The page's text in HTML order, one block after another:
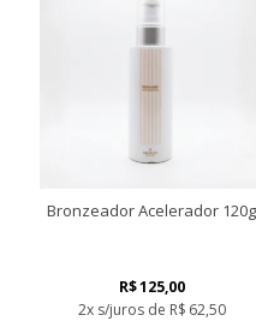
Bronzeador Acelerador 120g
R$125,00
2x s/juros de R$ 62,50